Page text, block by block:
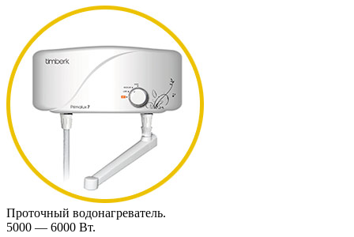
Проточный водонагреватель.
5000 — 6000 Вт.